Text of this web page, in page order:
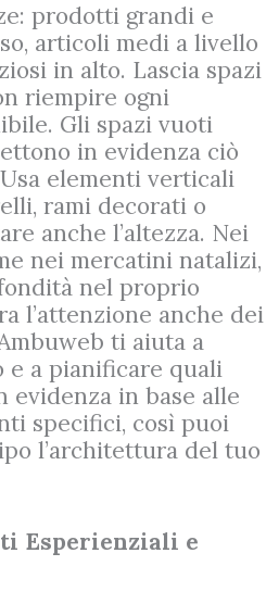
prodotti grandi e
articoli medi a livello
in alto. Lascia spazi
riempire ogni
Gli spazi vuoti
in evidenza ciò
elementi verticali
rami decorati o
anche l’altezza. Nei
nei mercatini natalizi,
nel proprio
l’attenzione anche dei
ti aiuta a
e a pianificare quali
in base alle
specifici, così puoi
l’architettura del tuo
Esperienziali e